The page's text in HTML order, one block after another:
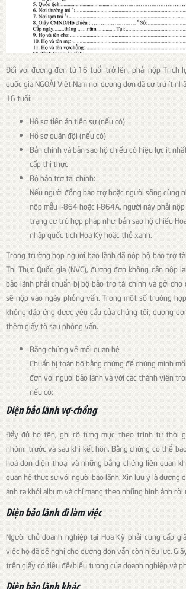
Đối với đương đơn từ 16 tuổi trở lên, phải nộp Trích
quốc gia NGOÀI Việt Nam nơi đương đơn đã cư trú ít
16 tuổi:
Hồ sơ tiền án tiền sự (nếu có)
Hồ sơ quân đội (nếu có)
Bản chính và bản sao hộ chiếu có hiệu lực ít
cấp thị thực
Bộ bảo trợ tài chính:
Nếu người đồng bảo trợ hoặc người sống cùng
nộp mẫu I-864 hoặc I-864A, người này phải
trạng cư trú hợp pháp như: bản sao hộ chiếu
nhập quốc tịch Hoa Kỳ hoặc thẻ xanh.
Trong trường hợp người bảo lãnh đã nộp bộ bảo trợ
Thị Thực Quốc gia (NVC), đương đơn không cần nộp
bảo lãnh phải chuẩn bị bộ bảo trợ tài chính và gởi
sẽ nộp vào ngày phỏng vấn. Trong một số trường
không đáp ứng được yêu cầu của chúng tôi, đương
thêm giấy tờ sau phỏng vấn.
Bằng chứng về mối quan hệ
Chuẩn bị toàn bộ bằng chứng để chứng minh
đơn với người bảo lãnh và với các thành viên
nếu có:
Diện bảo lãnh vợ-chồng
Đầy đủ họ tên, ghi rõ từng mục theo trình tự thời
nhóm: trước và sau khi kết hôn. Bằng chứng có thể
hoá đơn điện thoại và những bằng chứng liên quan
quan hệ thực sự với người bảo lãnh. Xin lưu ý là đương
ảnh ra khỏi album và chỉ mang theo những hình ảnh rời
Diện bảo lãnh đi làm việc
Người chủ doanh nghiệp tại Hoa Kỳ phải cung cấp
việc họ đã đề nghị cho đương đơn vẫn còn hiệu lực.
trên giấy có tiêu đề/biểu tượng của doanh nghiệp và